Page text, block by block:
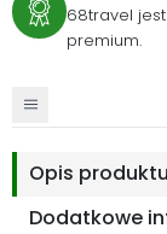
68travel
premium.
Opis produktu
Dodatkowe